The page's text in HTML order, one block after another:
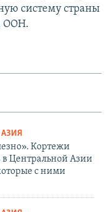
систему страны
ООН.
Кортежи
в Центральной Азии
с ними